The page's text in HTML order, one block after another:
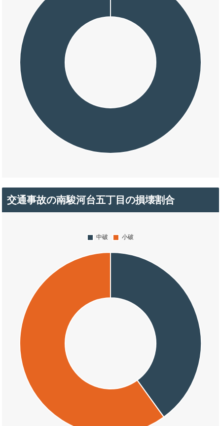
交通事故の南駿河台五丁目の損壊割合